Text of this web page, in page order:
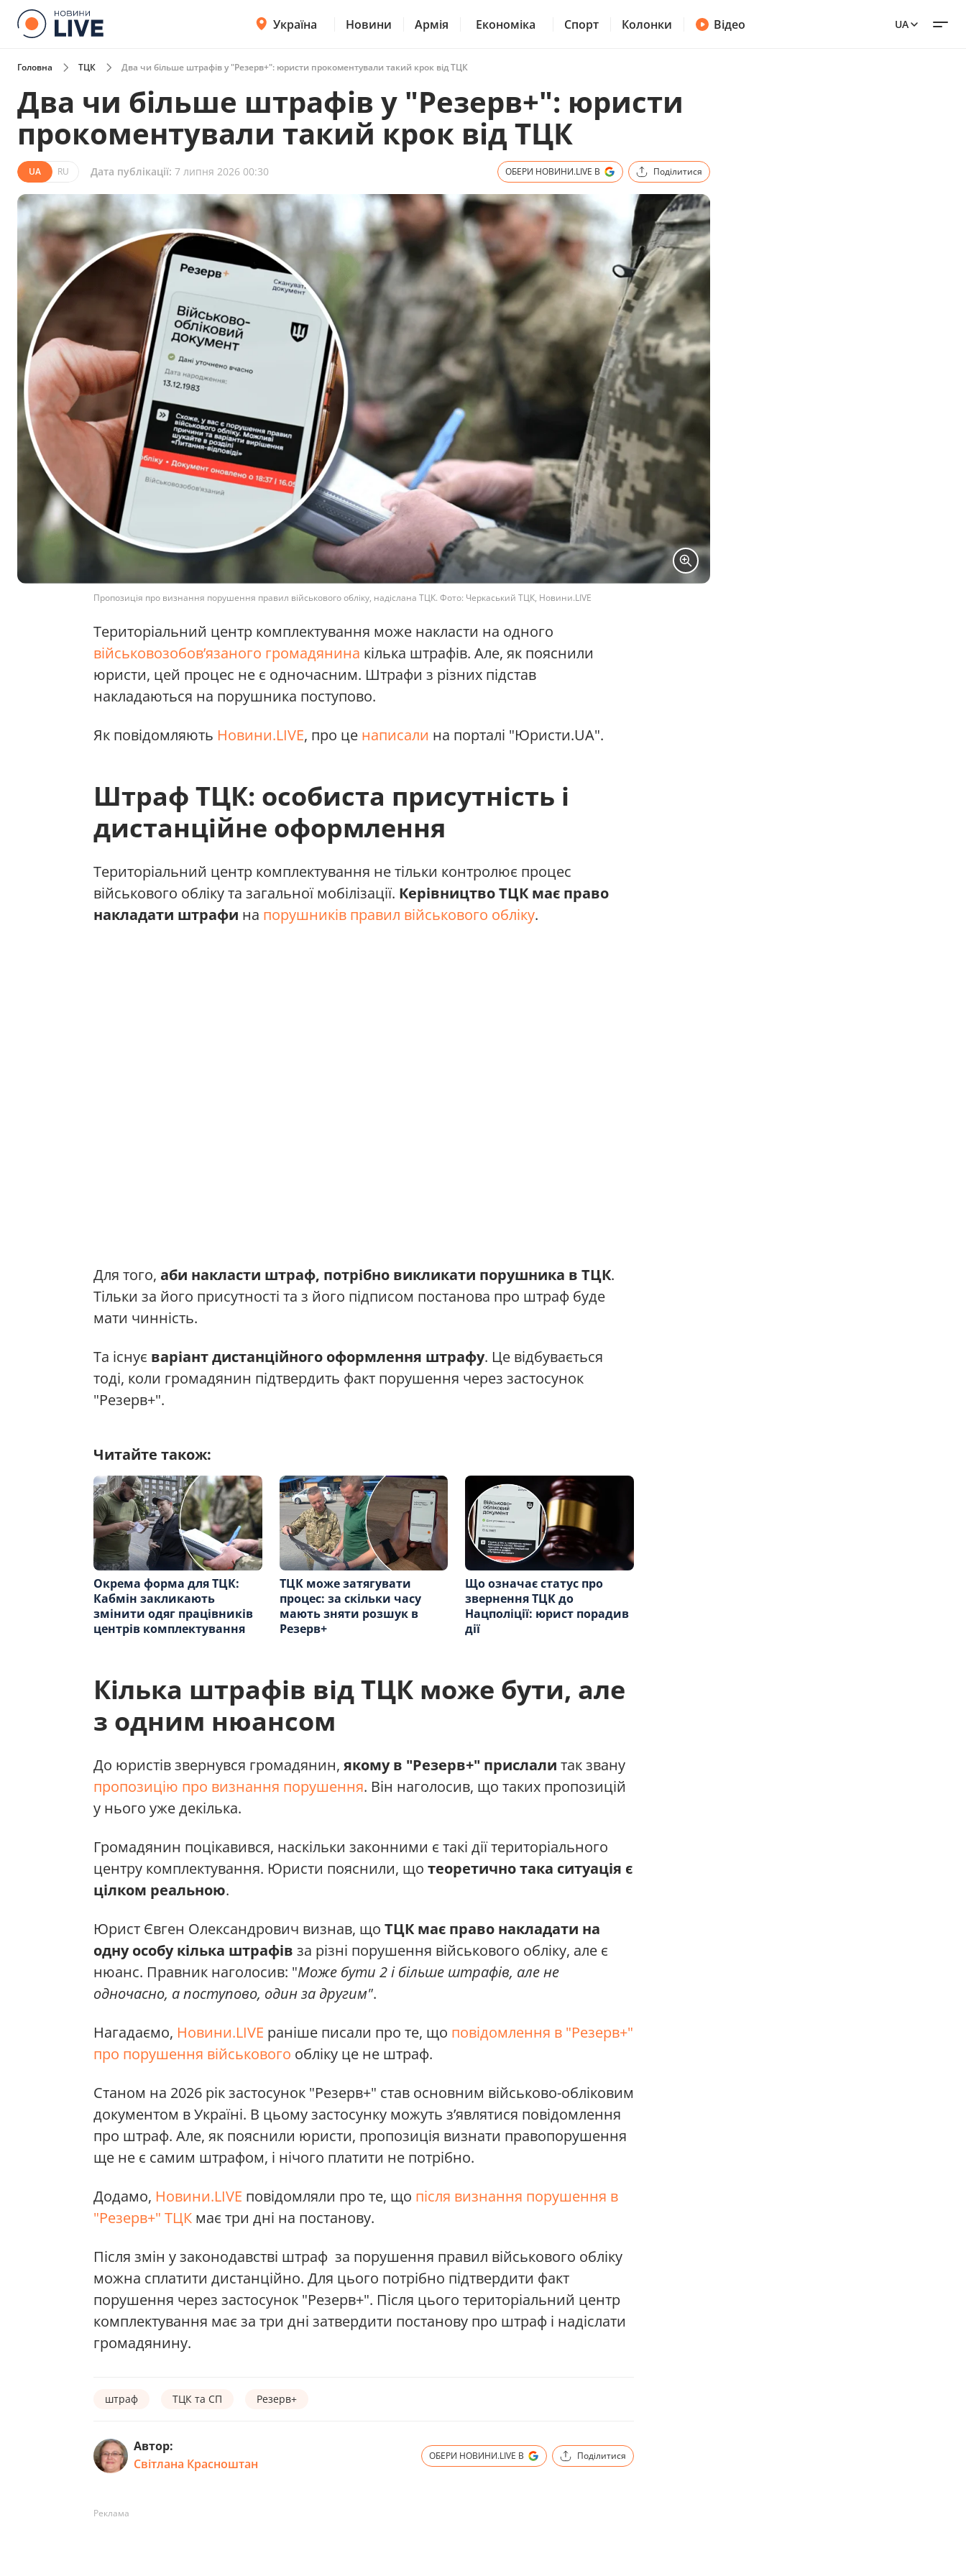
Україна Новини Армія Економіка Спорт Колонки Відео UA
Головна ТЦК Два чи більше штрафів у "Резерв+": юристи прокоментували такий крок від ТЦК
Два чи більше штрафів у "Резерв+": юристи
прокоментували такий крок від ТЦК
UA RU Дата публікації: 7 липня 2026 00:30 ОБЕРИ НОВИНИ.LIVE В Поділитися
Пропозиція про визнання порушення правил військового обліку, надіслана ТЦК. Фото: Черкаський ТЦК, Новини.LIVE
Територіальний центр комплектування може накласти на одного
військовозобов’язаного громадянина кілька штрафів. Але, як пояснили
юристи, цей процес не є одночасним. Штрафи з різних підстав
накладаються на порушника поступово.
Як повідомляють Новини.LIVE, про це написали на порталі "Юристи.UA".
Штраф ТЦК: особиста присутність і
дистанційне оформлення
Територіальний центр комплектування не тільки контролює процес
військового обліку та загальної мобілізації. Керівництво ТЦК має право
накладати штрафи на порушників правил військового обліку.
Для того, аби накласти штраф, потрібно викликати порушника в ТЦК.
Тільки за його присутності та з його підписом постанова про штраф буде
мати чинність.
Та існує варіант дистанційного оформлення штрафу. Це відбувається
тоді, коли громадянин підтвердить факт порушення через застосунок
"Резерв+".
Читайте також:
Окрема форма для ТЦК:
Кабмін закликають
змінити одяг працівників
центрів комплектування
ТЦК може затягувати
процес: за скільки часу
мають зняти розшук в
Резерв+
Що означає статус про
звернення ТЦК до
Нацполіції: юрист порадив
дії
Кілька штрафів від ТЦК може бути, але
з одним нюансом
До юристів звернувся громадянин, якому в "Резерв+" прислали так звану
пропозицію про визнання порушення. Він наголосив, що таких пропозицій
у нього уже декілька.
Громадянин поцікавився, наскільки законними є такі дії територіального
центру комплектування. Юристи пояснили, що теоретично така ситуація є
цілком реальною.
Юрист Євген Олександрович визнав, що ТЦК має право накладати на
одну особу кілька штрафів за різні порушення військового обліку, але є
нюанс. Правник наголосив: "Може бути 2 і більше штрафів, але не
одночасно, а поступово, один за другим".
Нагадаємо, Новини.LIVE раніше писали про те, що повідомлення в "Резерв+"
про порушення військового обліку це не штраф.
Станом на 2026 рік застосунок "Резерв+" став основним військово-обліковим
документом в Україні. В цьому застосунку можуть з’являтися повідомлення
про штраф. Але, як пояснили юристи, пропозиція визнати правопорушення
ще не є самим штрафом, і нічого платити не потрібно.
Додамо, Новини.LIVE повідомляли про те, що після визнання порушення в
"Резерв+" ТЦК має три дні на постанову.
Після змін у законодавстві штраф за порушення правил військового обліку
можна сплатити дистанційно. Для цього потрібно підтвердити факт
порушення через застосунок "Резерв+". Після цього територіальний центр
комплектування має за три дні затвердити постанову про штраф і надіслати
громадянину.
штраф ТЦК та СП Резерв+
Автор:
Світлана Красноштан
ОБЕРИ НОВИНИ.LIVE В Поділитися
Реклама